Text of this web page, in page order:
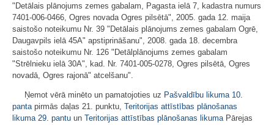
"Detālais plānojums zemes gabalam, Pagasta ielā 7, kadastra numurs
7401-006-0466, Ogres novada Ogres pilsētā", 2005. gada 12. maija
saistošo noteikumu Nr. 39 "Detālais plānojums zemes gabalam Ogrē,
Daugavpils ielā 45A" apstiprināšanu", 2008. gada 18. decembra
saistošo noteikumu Nr. 126 "Detālplānojums zemes gabalam
"Strēlnieku ielā 30A", kad. Nr. 7401-005-0278, Ogres pilsētā, Ogres
novadā, Ogres rajonā" atcelšanu".
Ņemot vērā minēto un pamatojoties uz Pašvaldību likuma 10.
panta pirmās daļas 21. punktu, Teritorijas attīstības plānošanas
likuma 29. pantu un Teritorijas attīstības plānošanas likuma Pārejas